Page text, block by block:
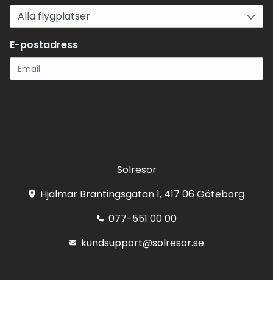
E-postadress
Solresor
Hjalmar Brantingsgatan 1, 417 06 Göteborg
077-551 00 00
kundsupport@solresor.se